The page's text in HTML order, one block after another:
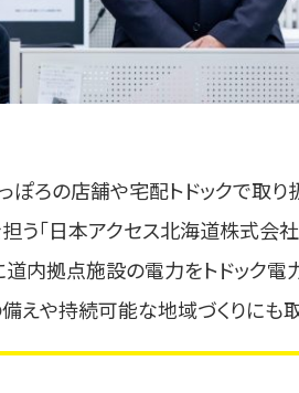
ぽろの店舗や宅配トドックで取り
う「日本アクセス北海道株式会社
内拠点施設の電力をトドック電
えや持続可能な地域づくりにも取